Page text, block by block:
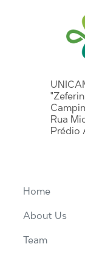
Rua
Prédio
Home
About Us
Team